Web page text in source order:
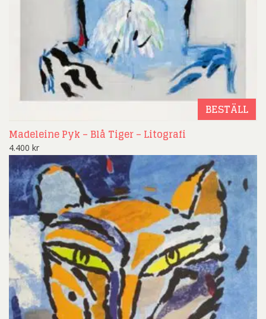
BESTÄLL
Madeleine Pyk – Blå Tiger – Litografi
4.400 kr